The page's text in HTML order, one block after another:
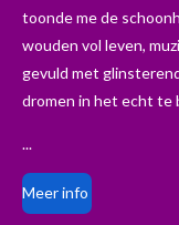
toonde me de
wouden vol leven,
gevuld met
dromen in het echt te
...
Meer info